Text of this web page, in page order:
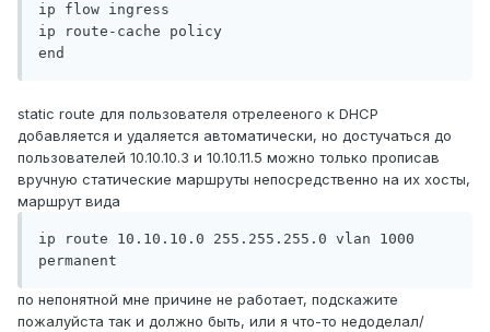
ip flow ingress
ip route-cache policy
static route для пользователя отрелееного к DHCP
добавляется и удаляется автоматически, но достучаться до
пользователей 10.10.10.3 и 10.10.11.5 можно только прописав
вручную статические маршруты непосредственно на их хосты,
маршрут вида
ip route 10.10.10.0 255.255.255.0 vlan 1000
permanent
по непонятной мне причине не работает, подскажите
пожалуйста так и должно быть, или я что-то недоделал/